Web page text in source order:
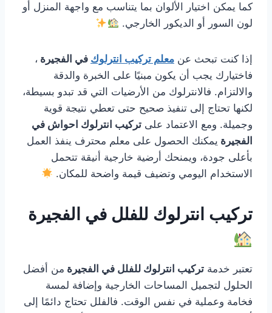
كما يمكن اختيار الألوان بما يتناسب مع واجهة المنزل أو
لون السور أو الديكور الخارجي.
إذا كنت تبحث عن معلم تركيب انترلوك في الفجيرة ،
فاختيارك يجب أن يكون مبنيًا على الخبرة والدقة
والالتزام. فالانترلوك من الأرضيات التي قد تبدو بسيطة،
لكنها تحتاج إلى تنفيذ صحيح حتى تعطي نتيجة قوية
وجميلة. ومع الاعتماد على تركيب انترلوك احواش في
الفجيرة يمكنك الحصول على معلم محترف ينفذ العمل
بأعلى جودة، ويمنحك أرضية خارجية أنيقة تتحمل
الاستخدام اليومي وتضيف قيمة واضحة للمكان.
تركيب انترلوك للفلل في الفجيرة
تعتبر خدمة تركيب انترلوك للفلل في الفجيرة من أفضل
الحلول لتجميل المساحات الخارجية وإضافة لمسة
فخامة وعملية في نفس الوقت. فالفلل تحتاج دائمًا إلى